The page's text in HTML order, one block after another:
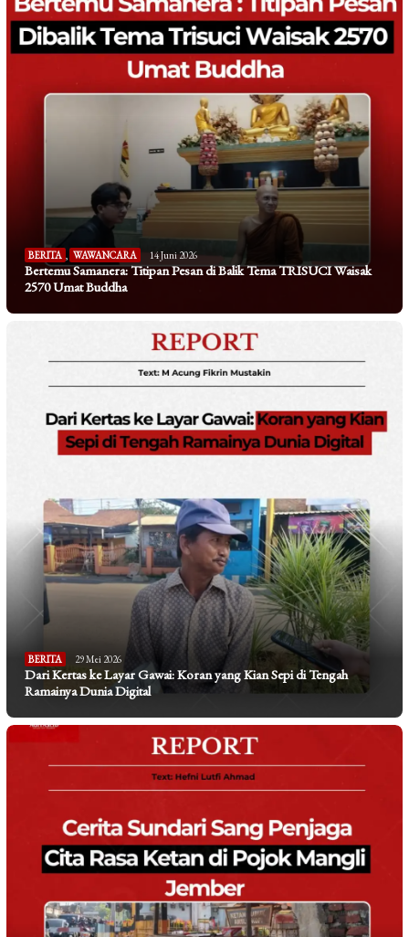
BERITA , WAWANCARA 14 Juni 2026
Bertemu Samanera: Titipan Pesan di Balik Tema TRISUCI Waisak
2570 Umat Buddha
BERITA 29 Mei 2026
Dari Kertas ke Layar Gawai: Koran yang Kian Sepi di Tengah
Ramainya Dunia Digital